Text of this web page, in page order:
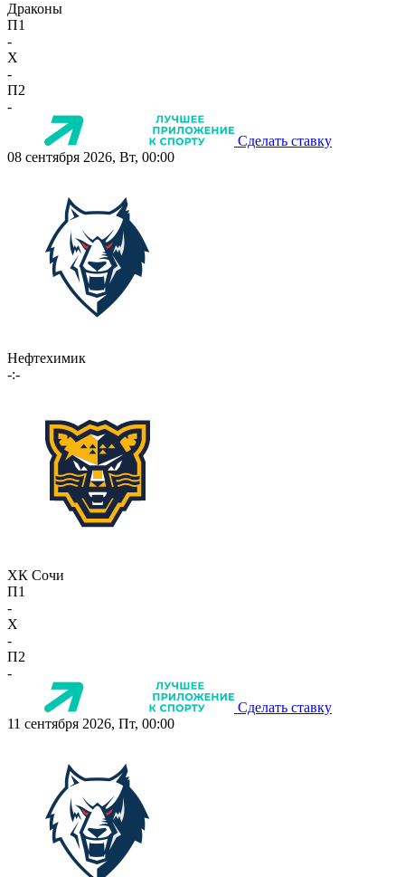
Драконы
П1
-
X
-
П2
-
Сделать ставку
08 сентября 2026, Вт, 00:00
Нефтехимик
-:-
ХК Сочи
П1
-
X
-
П2
-
Сделать ставку
11 сентября 2026, Пт, 00:00